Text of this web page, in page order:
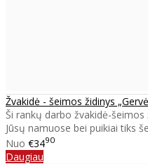
Žvakidė - šeimos židinys
Ši rankų darbo žvakidė-
Jūsų namuose bei puikiai tiks
Nuo €3490
Daugiau